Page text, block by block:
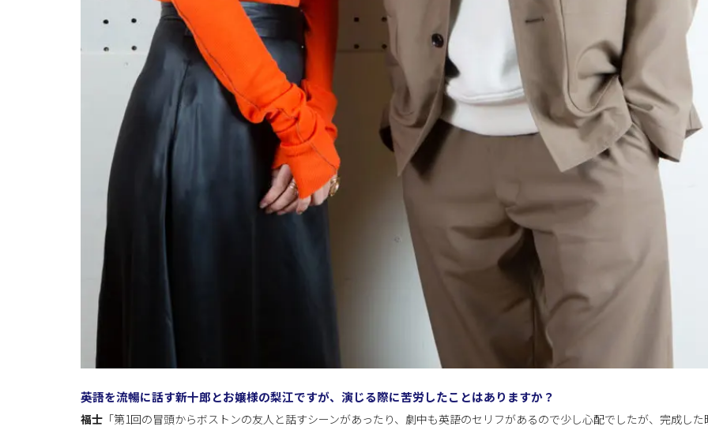
――英語を流暢に話す新十郎とお嬢様の梨江ですが、演じる際に苦労したことはありますか？
福士 「第1回の冒頭からボストンの友人と話すシーンがあったり、劇中も英語のセリフがあるので少し心配でしたが、完成した